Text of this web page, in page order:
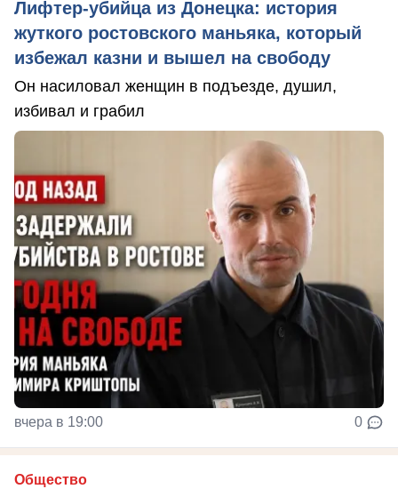
Лифтер-убийца из Донецка: история
жуткого ростовского маньяка, который
избежал казни и вышел на свободу
Он насиловал женщин в подъезде, душил,
избивал и грабил
вчера в 19:00 0
Общество